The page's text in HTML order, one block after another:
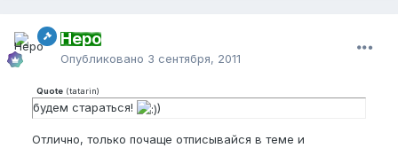
Неро
Опубликовано 3 сентября, 2011
Quote (tatarin)
будем стараться! )
Отлично, только почаще отписывайся в теме и